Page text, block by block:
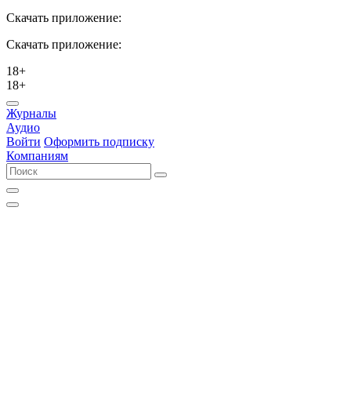
Скачать приложение:
Скачать приложение:
18+
18+
Журналы
Аудио
Войти Оформить подписку
Компаниям